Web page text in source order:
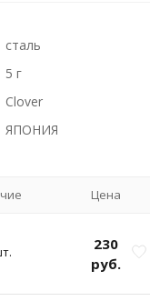
сталь
5 г
Clover
ЯПОНИЯ
Цена
230
руб.